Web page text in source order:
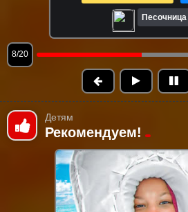
Песочница
9/20
Детям
Рекомендуем!